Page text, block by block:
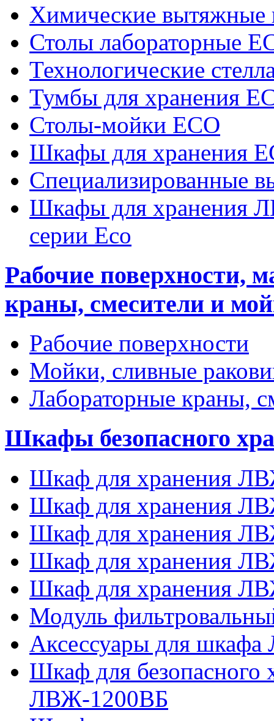
Химические
Столы лабораторные
Технологические
Тумбы для хранения
Столы-мойки ECO
Шкафы для хранения
Специализированные
Шкафы для хранения
серии Eco
Рабочие поверхности,
краны, смесители и
Рабочие поверхности
Мойки, сливные
Лабораторные краны,
Шкафы безопасного
Шкаф для хранения
Шкаф для хранения
Шкаф для хранения
Шкаф для хранения
Шкаф для хранения
Модуль
Аксессуары для
Шкаф для безопасного
ЛВЖ-1200ВБ